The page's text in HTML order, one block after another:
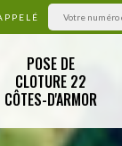
POSE DE
CLOTURE 22
CÔTES-D'ARMOR